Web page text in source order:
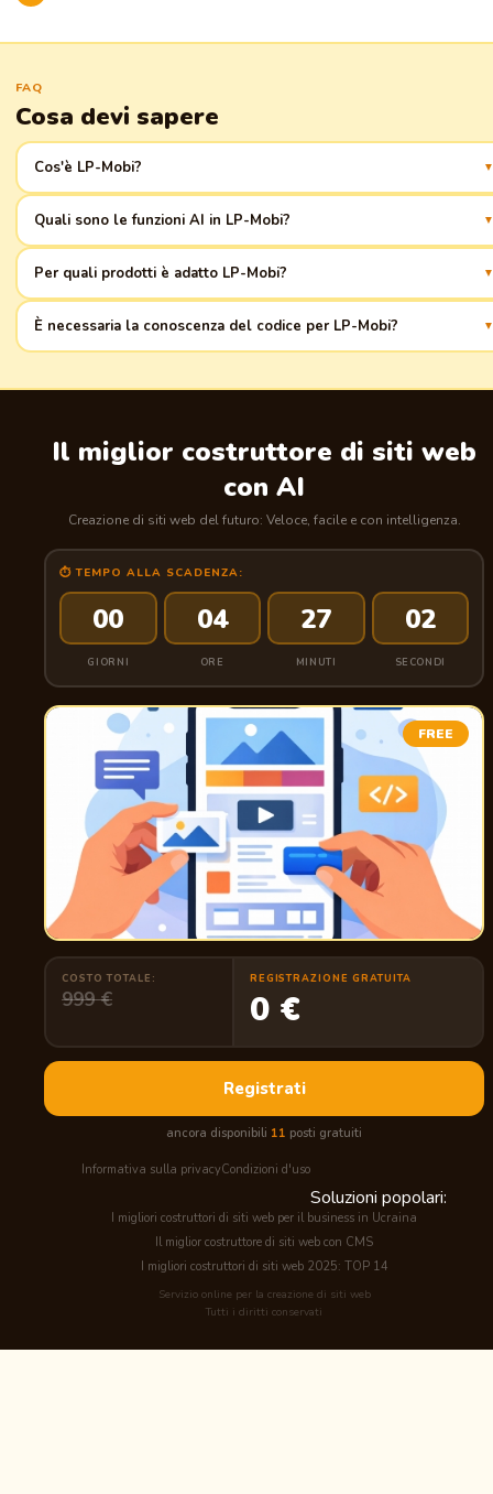
FAQ
Cosa devi sapere
Cos'è LP-Mobi?
prodotti, con strumenti AI per l'ottimizzazione.
Quali sono le funzioni AI in LP-Mobi?
personalizzazione dei contenuti.
Per quali prodotti è adatto LP-Mobi?
particolarmente efficace per i beni di largo consumo.
È necessaria la conoscenza del codice per LP-Mobi?
programmazione.
Il miglior costruttore di siti web
con AI
Creazione di siti web del futuro: Veloce, facile e con intelligenza.
⏱ TEMPO ALLA SCADENZA:
00
GIORNI
04
ORE
27
MINUTI
01
SECONDI
FREE
COSTO TOTALE:
999 €
REGISTRAZIONE GRATUITA
0 €
Registrati
ancora disponibili 11 posti gratuiti
Informativa sulla privacyCondizioni d'uso
Soluzioni popolari:
I migliori costruttori di siti web per il business in Ucraina
Il miglior costruttore di siti web con CMS
I migliori costruttori di siti web 2025: TOP 14
Servizio online per la creazione di siti web
Tutti i diritti conservati